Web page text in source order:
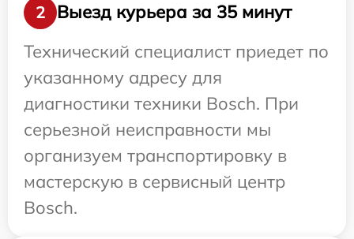
2
Выезд курьера за 35 минут
Технический специалист приедет по
указанному адресу для
диагностики техники Bosch. При
серьезной неисправности мы
организуем транспортировку в
мастерскую в сервисный центр
Bosch.